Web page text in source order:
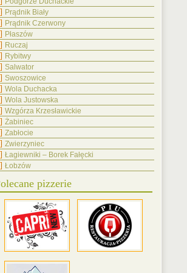
Prądnik Biały
Prądnik Czerwony
Płaszów
Ruczaj
Rybitwy
Salwator
Swoszowice
Wola Duchacka
Wola Justowska
Wzgórza Krzesławickie
Żabiniec
Zabłocie
Zwierzyniec
Łagiewniki – Borek Fałęcki
Łobzów
pizzerie